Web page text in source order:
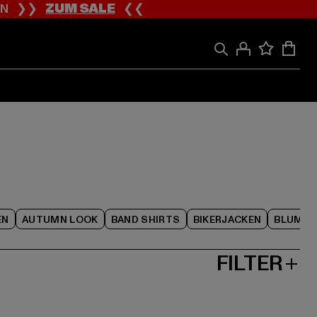
❯❯ZUM SALE❮❮
AUTUMN LOOK BAND SHIRTS BIKERJACKEN
FILTER